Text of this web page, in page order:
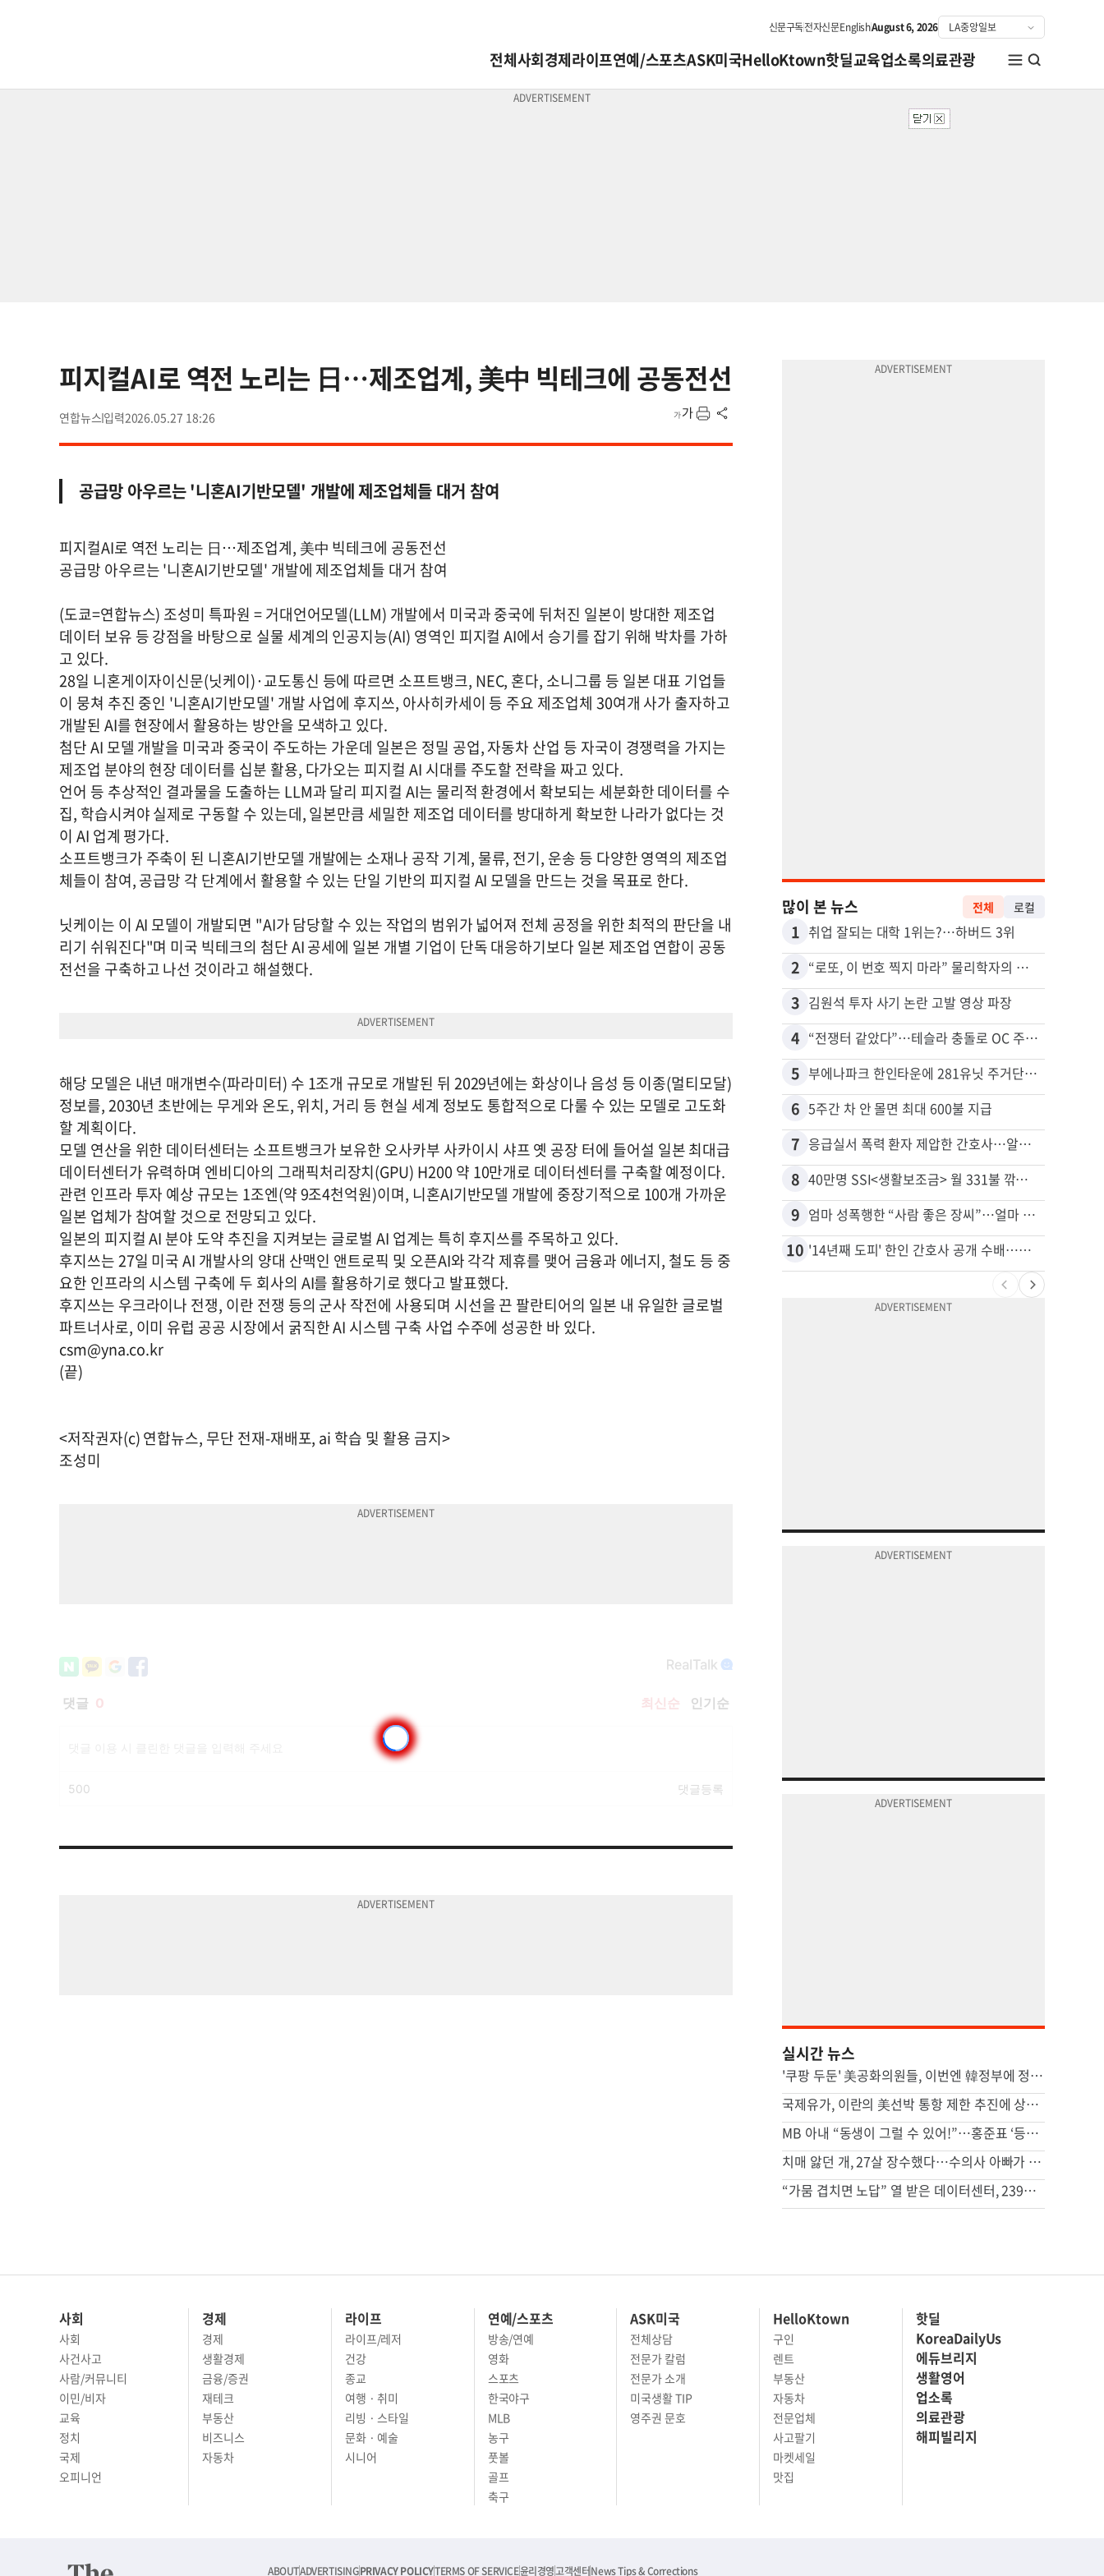
신문구독전자신문EnglishAugust 6, 2026
전체사회경제라이프연예/스포츠ASK미국HelloKtown핫딜교육업소록의료관광
피지컬AI로 역전 노리는 日…제조업계, 美中 빅테크에 공동전선
연합뉴스 2026.05.27 18:26
공급망 아우르는 '니혼AI기반모델' 개발에 제조업체들 대거 참여
피지컬AI로 역전 노리는 日…제조업계, 美中 빅테크에 공동전선
공급망 아우르는 '니혼AI기반모델' 개발에 제조업체들 대거 참여
(도쿄=연합뉴스) 조성미 특파원 = 거대언어모델(LLM) 개발에서 미국과 중국에 뒤처진 일본이 방대한 제조업
데이터 보유 등 강점을 바탕으로 실물 세계의 인공지능(AI) 영역인 피지컬 AI에서 승기를 잡기 위해 박차를 가하
고 있다.
28일 니혼게이자이신문(닛케이)·교도통신 등에 따르면 소프트뱅크, NEC, 혼다, 소니그룹 등 일본 대표 기업들
이 뭉쳐 추진 중인 '니혼AI기반모델' 개발 사업에 후지쓰, 아사히카세이 등 주요 제조업체 30여개 사가 출자하고
개발된 AI를 현장에서 활용하는 방안을 모색하고 있다.
첨단 AI 모델 개발을 미국과 중국이 주도하는 가운데 일본은 정밀 공업, 자동차 산업 등 자국이 경쟁력을 가지는
제조업 분야의 현장 데이터를 십분 활용, 다가오는 피지컬 AI 시대를 주도할 전략을 짜고 있다.
언어 등 추상적인 결과물을 도출하는 LLM과 달리 피지컬 AI는 물리적 환경에서 확보되는 세분화한 데이터를 수
집, 학습시켜야 실제로 구동할 수 있는데, 일본만큼 세밀한 제조업 데이터를 방대하게 확보한 나라가 없다는 것
이 AI 업계 평가다.
소프트뱅크가 주축이 된 니혼AI기반모델 개발에는 소재나 공작 기계, 물류, 전기, 운송 등 다양한 영역의 제조업
체들이 참여, 공급망 각 단계에서 활용할 수 있는 단일 기반의 피지컬 AI 모델을 만드는 것을 목표로 한다.
닛케이는 이 AI 모델이 개발되면 "AI가 담당할 수 있는 작업의 범위가 넓어져 전체 공정을 위한 최적의 판단을 내
리기 쉬워진다"며 미국 빅테크의 첨단 AI 공세에 일본 개별 기업이 단독 대응하기보다 일본 제조업 연합이 공동
전선을 구축하고 나선 것이라고 해설했다.
해당 모델은 내년 매개변수(파라미터) 수 1조개 규모로 개발된 뒤 2029년에는 화상이나 음성 등 이종(멀티모달)
정보를, 2030년 초반에는 무게와 온도, 위치, 거리 등 현실 세계 정보도 통합적으로 다룰 수 있는 모델로 고도화
할 계획이다.
모델 연산을 위한 데이터센터는 소프트뱅크가 보유한 오사카부 사카이시 샤프 옛 공장 터에 들어설 일본 최대급
데이터센터가 유력하며 엔비디아의 그래픽처리장치(GPU) H200 약 10만개로 데이터센터를 구축할 예정이다.
관련 인프라 투자 예상 규모는 1조엔(약 9조4천억원)이며, 니혼AI기반모델 개발에 중장기적으로 100개 가까운
일본 업체가 참여할 것으로 전망되고 있다.
일본의 피지컬 AI 분야 도약 추진을 지켜보는 글로벌 AI 업계는 특히 후지쓰를 주목하고 있다.
후지쓰는 27일 미국 AI 개발사의 양대 산맥인 앤트로픽 및 오픈AI와 각각 제휴를 맺어 금융과 에너지, 철도 등 중
요한 인프라의 시스템 구축에 두 회사의 AI를 활용하기로 했다고 발표했다.
후지쓰는 우크라이나 전쟁, 이란 전쟁 등의 군사 작전에 사용되며 시선을 끈 팔란티어의 일본 내 유일한 글로벌
파트너사로, 이미 유럽 공공 시장에서 굵직한 AI 시스템 구축 사업 수주에 성공한 바 있다.
csm@yna.co.kr
(끝)
<저작권자(c) 연합뉴스, 무단 전재-재배포, ai 학습 및 활용 금지>
조성미
많이 본 뉴스 전체 로컬
1 취업 잘되는 대학 1위는?…하버드 3위
2 “로또, 이 번호 찍지 마라” 물리학자의 당첨금 높이는 비밀
3 김원석 투자 사기 논란 고발 영상 파장
4 “전쟁터 같았다”…테슬라 충돌로 OC 주택 4채 파손
5 부에나파크 한인타운에 281유닛 주거단지 들어선다
6 5주간 차 안 몰면 최대 600불 지급
7 응급실서 폭력 환자 제압한 간호사…알고 보니
8 40만명 SSI<생활보조금> 월 331불 깎이나
9 엄마 성폭행한 “사람 좋은 장씨”…얼마 뒤 딸 배도 불러왔다
10 '14년째 도피' 한인 간호사 공개 수배…메디케어 사기 유죄
실시간 뉴스
'쿠팡 두둔' 美공화의원들, 이번엔 韓정부에 정통망법 압박 서한
국제유가, 이란의 美선박 통항 제한 추진에 상승…브렌트 4%↑
MB 아내 “동생이 그럴 수 있어!”…홍준표 ‘등짝 스매싱’ 사건 전말
치매 앓던 개, 27살 장수했다…수의사 아빠가 사료에 탄 ‘이것’
“가뭄 겹치면 노답” 열 받은 데이터센터, 239조 쓸 판 [팩플]
사회
사회
사건사고
사람/커뮤니티
이민/비자
교육
정치
국제
오피니언
경제
경제
생활경제
금융/증권
재테크
부동산
비즈니스
자동차
라이프
라이프/레저
건강
종교
여행 · 취미
리빙 · 스타일
문화 · 예술
시니어
연예/스포츠
방송/연예
영화
스포츠
한국야구
MLB
농구
풋볼
골프
축구
ASK미국
전체상담
전문가 칼럼
전문가 소개
미국생활 TIP
영주권 문호
HelloKtown
구인
렌트
부동산
자동차
전문업체
사고팔기
마켓세일
맛집
핫딜
KoreaDailyUs
에듀브리지
생활영어
업소록
의료관광
해피빌리지
ABOUTADVERTISINGPRIVACY POLICYTERMS OF SERVICE윤리경영고객센터News Tips & Corrections